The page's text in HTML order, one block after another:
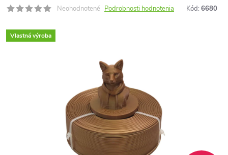
Neohodnotené Podrobnosti hodnotenia Kód: 6680
Vlastná výroba